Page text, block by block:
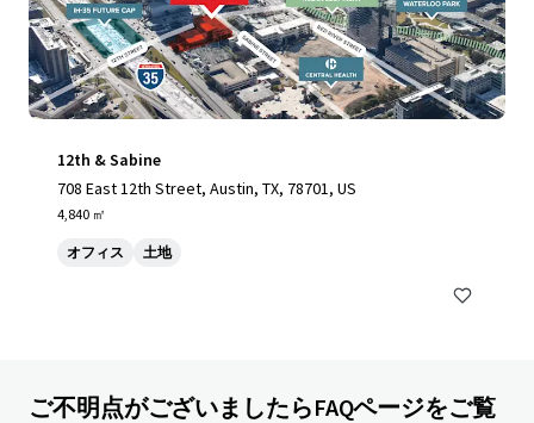
12th & Sabine
708 East 12th Street, Austin, TX, 78701, US
4,840 ㎡
オフィス 土地
ご不明点がございましたらFAQページをご覧